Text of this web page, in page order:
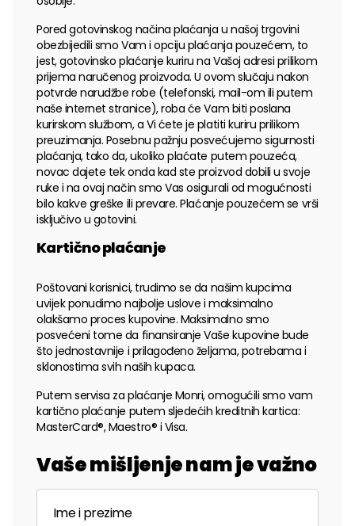
Pored gotovinskog načina plaćanja u našoj trgovini
obezbijedili smo Vam i opciju plaćanja pouzećem, to
jest, gotovinsko plaćanje kuriru na Vašoj adresi prilikom
prijema naručenog proizvoda. U ovom slučaju nakon
potvrde narudžbe robe (telefonski, mail-om ili putem
naše internet stranice), roba će Vam biti poslana
kurirskom službom, a Vi ćete je platiti kuriru prilikom
preuzimanja. Posebnu pažnju posvećujemo sigurnosti
plaćanja, tako da, ukoliko plaćate putem pouzeća,
novac dajete tek onda kad ste proizvod dobili u svoje
ruke i na ovaj način smo Vas osigurali od mogućnosti
bilo kakve greške ili prevare. Plaćanje pouzećem se vrši
isključivo u gotovini.
Kartično plaćanje
Poštovani korisnici, trudimo se da našim kupcima
uvijek ponudimo najbolje uslove i maksimalno
olakšamo proces kupovine. Maksimalno smo
posvećeni tome da finansiranje Vaše kupovine bude
što jednostavnije i prilagođeno željama, potrebama i
sklonostima svih naših kupaca.
Putem servisa za plaćanje Monri, omogućili smo vam
kartično plaćanje putem sljedećih kreditnih kartica:
MasterCard®, Maestro® i Visa.
Vaše mišljenje nam je važno